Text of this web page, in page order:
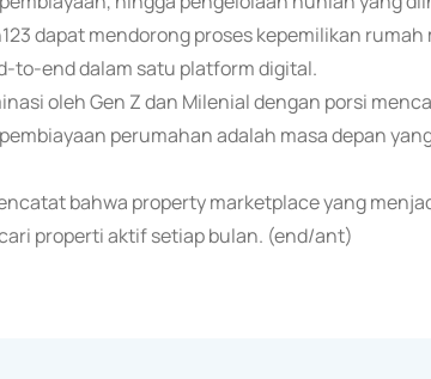
dapat mendorong proses kepemilikan
to-end dalam satu platform digital.
oleh Gen Z dan Milenial dengan porsi
perumahan adalah masa depan
bahwa property marketplace yang
properti aktif setiap bulan. (end/ant)